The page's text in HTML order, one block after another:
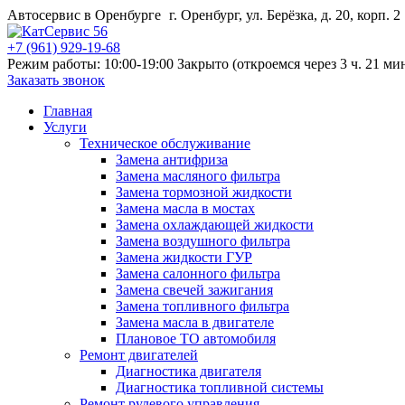
Автосервис в Оренбурге г. Оренбург, ул. Берёзка, д. 20, корп. 2
+7 (961) 929-19-68
Режим работы: 10:00-19:00 Закрыто (откроемся через 3 ч. 21
Заказать звонок
Главная
Услуги
Техническое обслуживание
Замена антифриза
Замена масляного фильтра
Замена тормозной жидкости
Замена масла в мостах
Замена охлаждающей жидкости
Замена воздушного фильтра
Замена жидкости ГУР
Замена салонного фильтра
Замена свечей зажигания
Замена топливного фильтра
Замена масла в двигателе
Плановое ТО автомобиля
Ремонт двигателей
Диагностика двигателя
Диагностика топливной системы